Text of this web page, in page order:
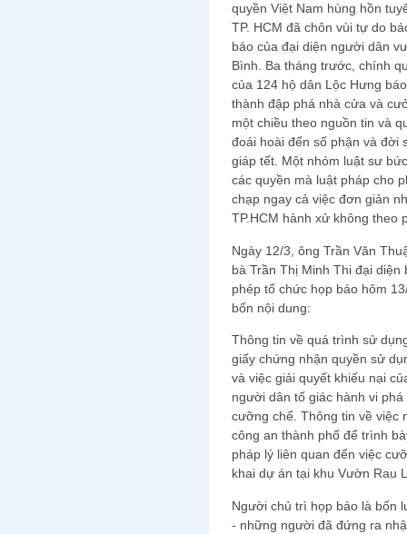
quyền Việt Nam hùng hồn
TP. HCM đã chôn vùi tự do
báo của đại diện người dân
Bình. Ba tháng trước, chính
của 124 hộ dân Lộc Hưng
thành đập phá nhà cửa và
một chiều theo nguồn tin và
đoái hoài đến số phận và đời
giáp tết. Một nhóm luật sư
các quyền mà luật pháp cho
chạp ngay cả việc đơn giản
TP.HCM hành xử không theo
Ngày 12/3, ông Trần Văn
bà Trần Thị Minh Thi đại
phép tổ chức họp báo hôm
bốn nội dung:
Thông tin về quá trình sử
giấy chứng nhận quyền sử
và việc giải quyết khiếu nại
người dân tố giác hành vi
cưỡng chế. Thông tin về việc
công an thành phố để trình
pháp lý liên quan đến việc
khai dự án tại khu Vườn Rau
Người chủ trì họp báo là bốn
- những người đã đứng ra